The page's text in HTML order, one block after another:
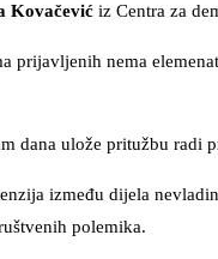
Kovačević iz Centra za
prijavljenih nema
dana ulože pritužbu radi
između dijela
polemika.